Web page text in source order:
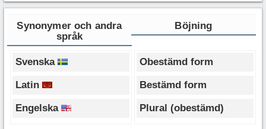
Synonymer och andra
språk
Böjning
Svenska
Latin
Engelska
Obestämd form
Bestämd form
Plural (obestämd)